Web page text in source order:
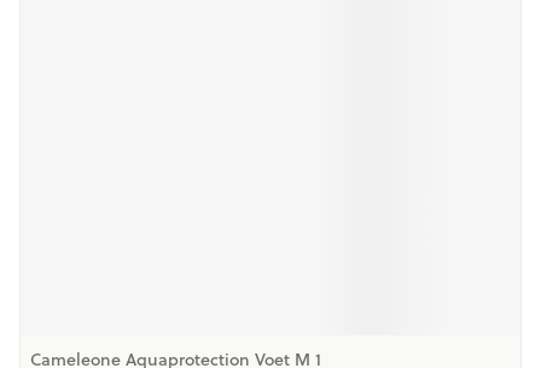
Cameleone Aquaprotection Voet M 1